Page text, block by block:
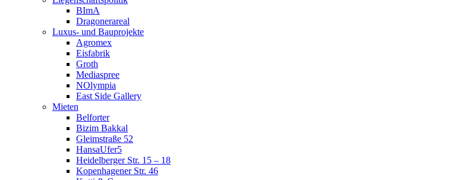
BImA
Dragonerareal
Luxus- und Bauprojekte
Agromex
Eisfabrik
Groth
Mediaspree
NOlympia
East Side Gallery
Mieten
Belforter
Bizim Bakkal
Gleimstraße 52
HansaUfer5
Heidelberger Str. 15 – 18
Kopenhagener Str. 46